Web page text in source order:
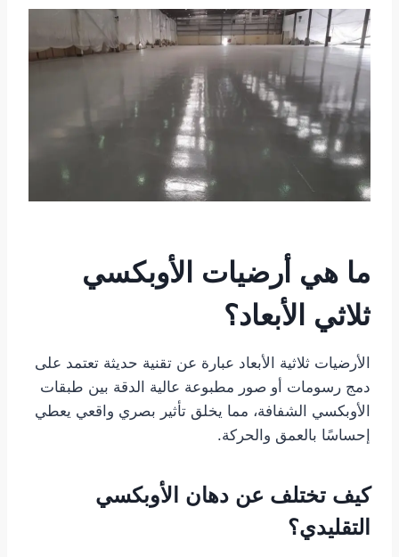
ما هي أرضيات الأوبكسي
ثلاثي الأبعاد؟
الأرضيات ثلاثية الأبعاد عبارة عن تقنية حديثة تعتمد على
دمج رسومات أو صور مطبوعة عالية الدقة بين طبقات
الأوبكسي الشفافة، مما يخلق تأثير بصري واقعي يعطي
إحساسًا بالعمق والحركة.
كيف تختلف عن دهان الأوبكسي
التقليدي؟